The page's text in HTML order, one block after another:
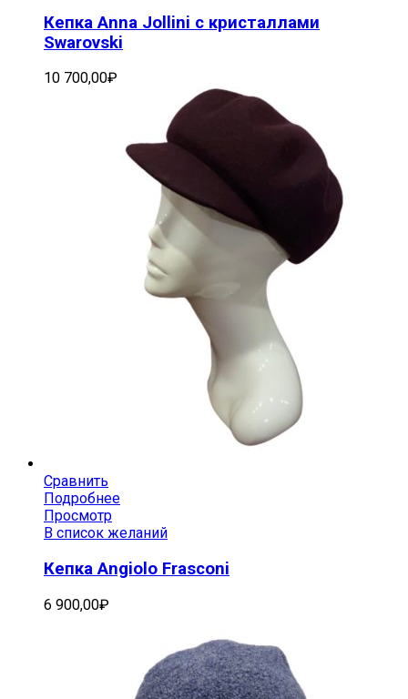
Кепка Anna Jollini с кристаллами
Swarovski
10 700,00₽
Сравнить
Подробнее
Просмотр
В список желаний
Кепка Angiolo Frasconi
6 900,00₽